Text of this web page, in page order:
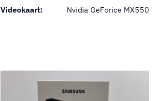
Videokaart: Nvidia GeForice MX550